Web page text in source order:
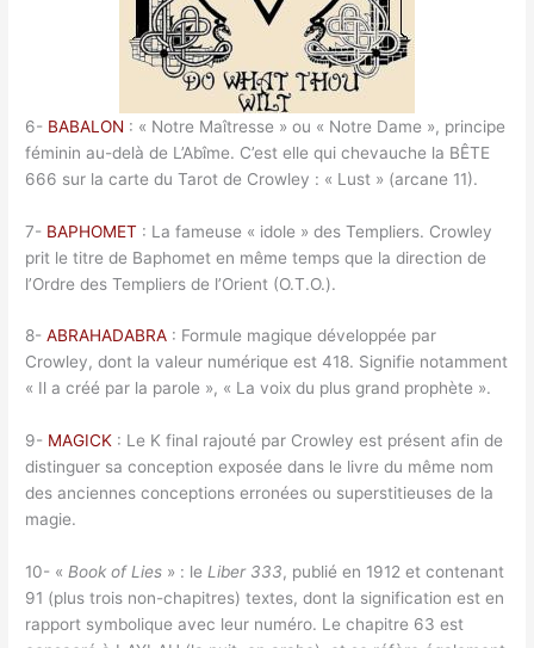
6- BABALON : « Notre Maîtresse » ou « Notre Dame », principe
féminin au-delà de L’Abîme. C’est elle qui chevauche la BÊTE
666 sur la carte du Tarot de Crowley : « Lust » (arcane 11).
7- BAPHOMET : La fameuse « idole » des Templiers. Crowley
prit le titre de Baphomet en même temps que la direction de
l’Ordre des Templiers de l’Orient (O.T.O.).
8-ABRAHADABRA : Formule magique développée par
Crowley, dont la valeur numérique est 418. Signifie notamment
« Il a créé par la parole », « La voix du plus grand prophète ».
9- MAGICK : Le K final rajouté par Crowley est présent afin de
distinguer sa conception exposée dans le livre du même nom
des anciennes conceptions erronées ou superstitieuses de la
magie.
10- « Book of Lies » : le Liber 333, publié en 1912 et contenant
91 (plus trois non-chapitres) textes, dont la signification est en
rapport symbolique avec leur numéro. Le chapitre 63 est